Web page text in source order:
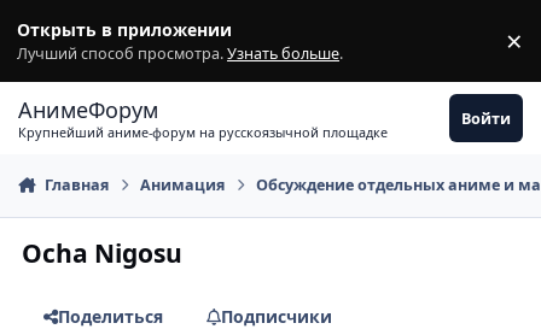
Открыть в приложении
Лучший способ просмотра.Узнать больше. ×
АнимеФорум
Крупнейший аниме-форум на русскоязычной площадке
Войти
Главная Анимация Обсуждение отдельных аниме и
Ocha Nigosu
Поделиться Подписчики